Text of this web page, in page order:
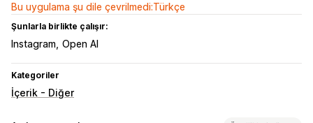
Bu uygulama şu dile çevrilmedi:Türkçe
Şunlarla birlikte çalışır:
Instagram Open AI
Kategoriler
İçerik - Diğer